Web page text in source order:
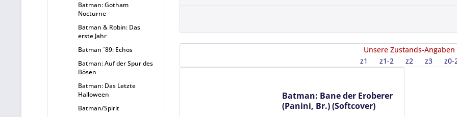
Batman: Gotham
Nocturne
Batman & Robin: Das
erste Jahr
Batman ´89: Echos
Batman: Auf der Spur des
Bösen
Batman: Das Letzte
Halloween
Batman/Spirit
Unsere Zustands-Angaben
z1
z1-2 z2 z3 z0-
Batman: Bane der Eroberer
(Panini, Br.) (Softcover)